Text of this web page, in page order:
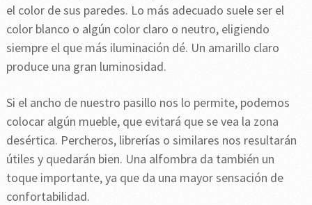
el color de sus paredes. Lo más adecuado suele ser el
color blanco o algún color claro o neutro, eligiendo
siempre el que más iluminación dé. Un amarillo claro
produce una gran luminosidad.
Si el ancho de nuestro pasillo nos lo permite, podemos
colocar algún mueble, que evitará que se vea la zona
desértica. Percheros, librerías o similares nos resultarán
útiles y quedarán bien. Una alfombra da también un
toque importante, ya que da una mayor sensación de
confortabilidad.